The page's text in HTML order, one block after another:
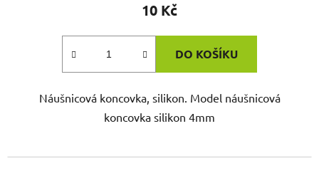
10 Kč
DO KOŠÍKU
Náušnicová koncovka, silikon. Model náušnicová
koncovka silikon 4mm